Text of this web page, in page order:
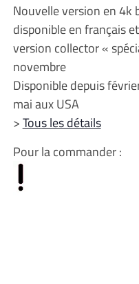
Nouvelle version en 4k
disponible en français
version collector «
novembre
Disponible depuis
mai aux USA
>Tous les détails
Pour la commander :